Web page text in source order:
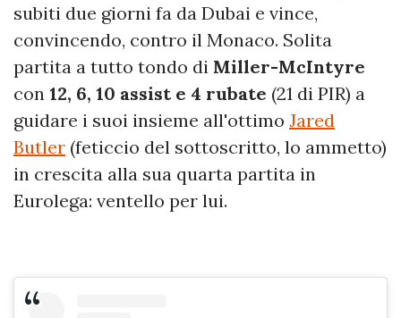
subiti due giorni fa da Dubai e vince,
convincendo, contro il Monaco. Solita
partita a tutto tondo di Miller-McIntyre
con 12, 6, 10 assist e 4 rubate (21 di PIR) a
guidare i suoi insieme all'ottimo Jared
Butler (feticcio del sottoscritto, lo ammetto)
in crescita alla sua quarta partita in
Eurolega: ventello per lui.